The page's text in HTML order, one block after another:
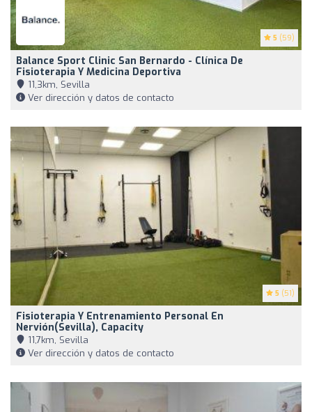
5 (59)
Balance Sport Clinic San Bernardo - Clínica De
Fisioterapia Y Medicina Deportiva
11,3km, Sevilla
Ver dirección y datos de contacto
5 (51)
Fisioterapia Y Entrenamiento Personal En
Nervión(Sevilla), Capacity
11,7km, Sevilla
Ver dirección y datos de contacto